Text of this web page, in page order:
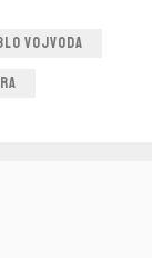
VOJVODA